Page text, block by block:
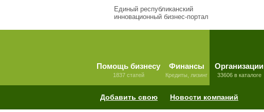
Единый республиканский
инновационный бизнес-портал
Помощь бизнесу
1837 статей
Финансы
Кредиты, лизинг
Организации
33606 в каталоге
Добавить свою Новости компаний